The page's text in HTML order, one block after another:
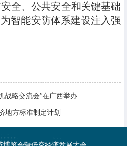
全、公共安全和关键基础
智能安防体系建设注入强
战略交流会”在广西举办
地方标准制定计划